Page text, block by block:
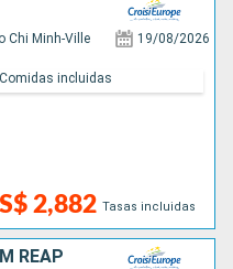
Chi Minh-Ville 19/08/2026
2,882 Tasas incluidas
Comidas incluidas
REAP